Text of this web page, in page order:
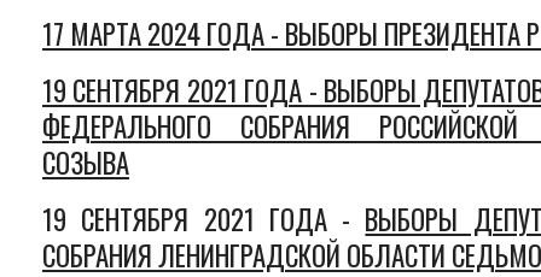
17 МАРТА 2024 ГОДА - ВЫБОРЫ ПРЕЗИДЕНТА
19 СЕНТЯБРЯ 2021 ГОДА - ВЫБОРЫ
ФЕДЕРАЛЬНОГО СОБРАНИЯ
СОЗЫВА
19 СЕНТЯБРЯ 2021 ГОДА - ВЫБОРЫ
СОБРАНИЯ ЛЕНИНГРАДСКОЙ ОБЛАСТИ